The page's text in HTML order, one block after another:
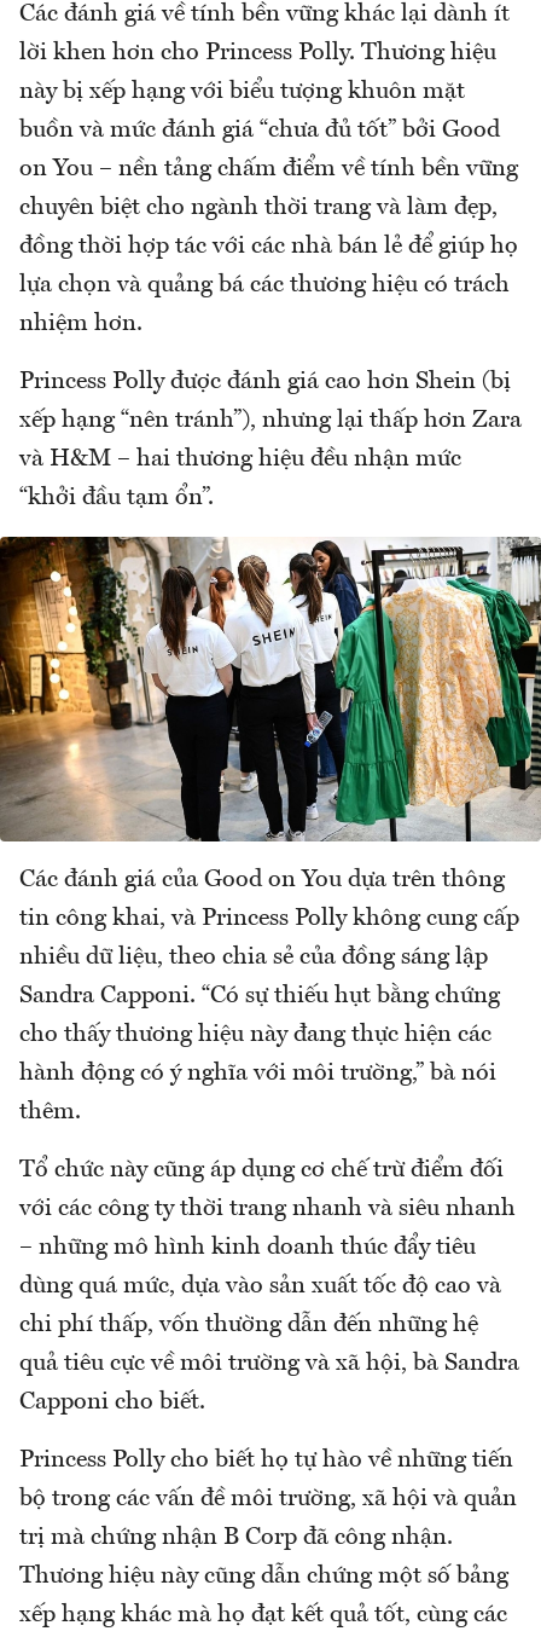
Các đánh giá về tính bền vững khác lại dành ít
lời khen hơn cho Princess Polly. Thương hiệu
này bị xếp hạng với biểu tượng khuôn mặt
buồn và mức đánh giá “chưa đủ tốt” bởi Good
on You – nền tảng chấm điểm về tính bền vững
chuyên biệt cho ngành thời trang và làm đẹp,
đồng thời hợp tác với các nhà bán lẻ để giúp họ
lựa chọn và quảng bá các thương hiệu có trách
nhiệm hơn.
Princess Polly được đánh giá cao hơn Shein (bị
xếp hạng “nên tránh”), nhưng lại thấp hơn Zara
và H&M – hai thương hiệu đều nhận mức
“khởi đầu tạm ổn”.
Các đánh giá của Good on You dựa trên thông
tin công khai, và Princess Polly không cung cấp
nhiều dữ liệu, theo chia sẻ của đồng sáng lập
Sandra Capponi. “Có sự thiếu hụt bằng chứng
cho thấy thương hiệu này đang thực hiện các
hành động có ý nghĩa với môi trường,” bà nói
thêm.
Tổ chức này cũng áp dụng cơ chế trừ điểm đối
với các công ty thời trang nhanh và siêu nhanh
– những mô hình kinh doanh thúc đẩy tiêu
dùng quá mức, dựa vào sản xuất tốc độ cao và
chi phí thấp, vốn thường dẫn đến những hệ
quả tiêu cực về môi trường và xã hội, bà Sandra
Capponi cho biết.
Princess Polly cho biết họ tự hào về những tiến
bộ trong các vấn đề môi trường, xã hội và quản
trị mà chứng nhận B Corp đã công nhận.
Thương hiệu này cũng dẫn chứng một số bảng
xếp hạng khác mà họ đạt kết quả tốt, cùng các